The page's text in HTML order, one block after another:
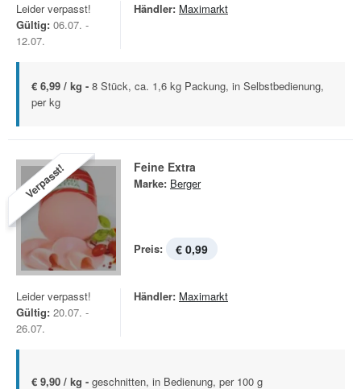
Leider verpasst!
Gültig: 06.07. -
12.07.
Händler: Maximarkt
€ 6,99 / kg - 8 Stück, ca. 1,6 kg Packung, in Selbstbedienung,
per kg
Verpasst! Feine Extra
Marke: Berger
Preis: € 0,99
Leider verpasst!
Gültig: 20.07. -
26.07.
Händler: Maximarkt
€ 9,90 / kg - geschnitten, in Bedienung, per 100 g